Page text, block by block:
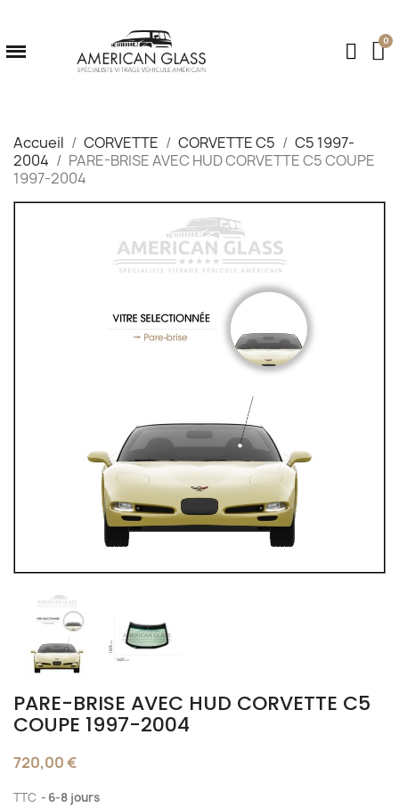
Accueil CORVETTE CORVETTE C5
C5 1997-
2004
PARE-BRISE AVEC HUD CORVETTE C5 COUPE
1997-2004
PARE-BRISE AVEC HUD CORVETTE C5
COUPE 1997-2004
720,00 €
TTC 6-8 jours